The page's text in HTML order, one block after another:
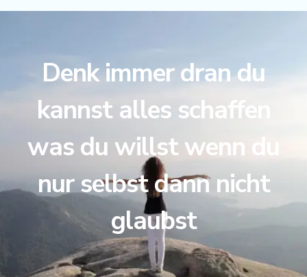
Denk immer dran du
kannst alles schaffen
was du willst wenn du
nur selbst dann nicht
glaubst